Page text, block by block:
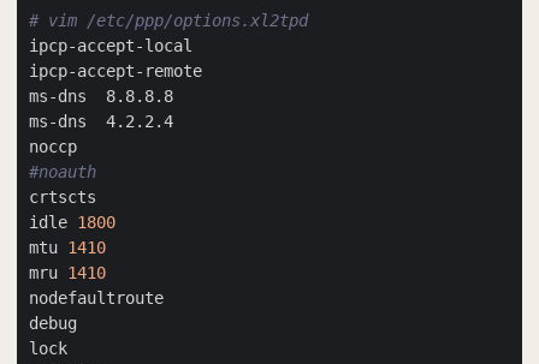
# vim /etc/ppp/options.xl2tpd
#noauth
idle 1800
mtu 1410
mru 1410